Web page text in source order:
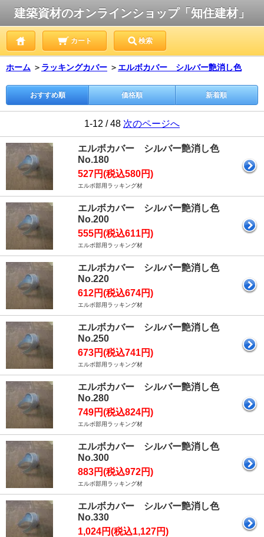
建築資材のオンラインショップ「知住建材」
カート 検索
ホーム ＞ ラッキングカバー ＞ エルボカバー シルバー艶消し色
おすすめ順 価格順 新着順
1-12 / 48 次のページへ
エルボカバー シルバー艶消し色
No.180
527円(税込580円)
エルボ部用ラッキング材
エルボカバー シルバー艶消し色
No.200
555円(税込611円)
エルボ部用ラッキング材
エルボカバー シルバー艶消し色
No.220
612円(税込674円)
エルボ部用ラッキング材
エルボカバー シルバー艶消し色
No.250
673円(税込741円)
エルボ部用ラッキング材
エルボカバー シルバー艶消し色
No.280
749円(税込824円)
エルボ部用ラッキング材
エルボカバー シルバー艶消し色
No.300
883円(税込972円)
エルボ部用ラッキング材
エルボカバー シルバー艶消し色
No.330
1,024円(税込1,127円)